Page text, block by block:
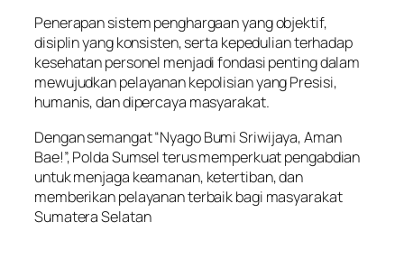
Penerapan sistem penghargaan yang objektif,
disiplin yang konsisten, serta kepedulian terhadap
kesehatan personel menjadi fondasi penting dalam
mewujudkan pelayanan kepolisian yang Presisi,
humanis, dan dipercaya masyarakat.
Dengan semangat “Nyago Bumi Sriwijaya, Aman
Bae!”, Polda Sumsel terus memperkuat pengabdian
untuk menjaga keamanan, ketertiban, dan
memberikan pelayanan terbaik bagi masyarakat
Sumatera Selatan